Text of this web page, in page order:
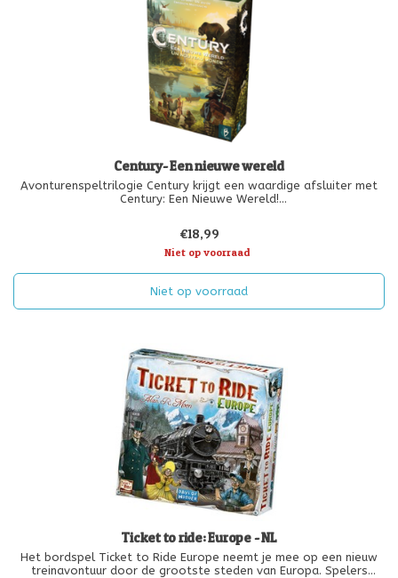
Century- Een nieuwe wereld
Avonturenspeltrilogie Century krijgt een waardige afsluiter met
Century: Een Nieuwe Wereld!
tijdens het begin van de 16de eeuw in Amerika. In deze
ongetemde omgeving zul je om te overleven moeten j
€18,99
Niet op voorraad
Niet op voorraad
Ticket to ride: Europe - NL
Het bordspel Ticket to Ride Europe neemt je mee op een nieuw
treinavontuur door de grootste steden van Europa. Spelers